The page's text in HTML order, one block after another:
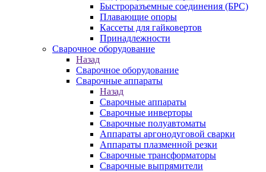
Быстроразъемные соединения (БРС)
Плавающие опоры
Кассеты для гайковертов
Принадлежности
Сварочное оборудование
Назад
Сварочное оборудование
Сварочные аппараты
Назад
Сварочные аппараты
Сварочные инверторы
Сварочные полуавтоматы
Аппараты аргонодуговой сварки
Аппараты плазменной резки
Сварочные трансформаторы
Сварочные выпрямители